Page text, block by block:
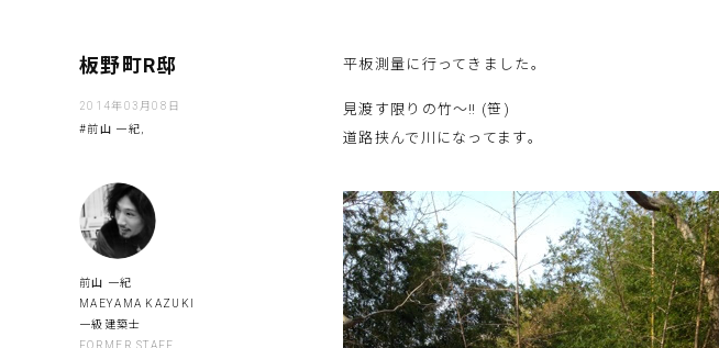
板野町R邸
2014年03月08日
#前山 一紀,
前山 一紀
MAEYAMA KAZUKI
一級建築士
FORMER STAFF
平板測量に行ってきました。
見渡す限りの竹〜‼ (笹⁇)
道路挟んで川になってます。